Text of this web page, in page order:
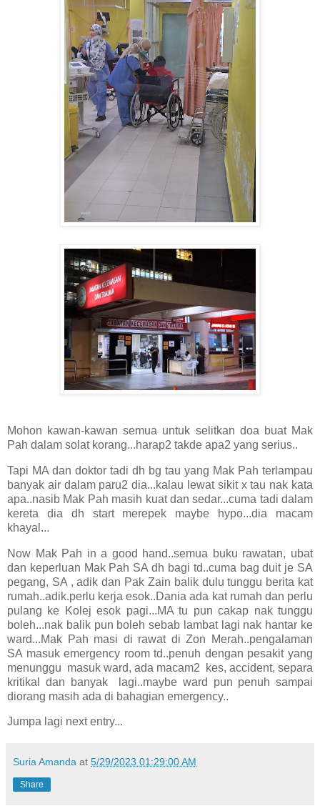
Mohon kawan-kawan semua untuk selitkan doa buat Mak
Pah dalam solat korang...harap2 takde apa2 yang serius..
Tapi MA dan doktor tadi dh bg tau yang Mak Pah terlampau
banyak air dalam paru2 dia...kalau lewat sikit x tau nak kata
apa..nasib Mak Pah masih kuat dan sedar...cuma tadi dalam
kereta dia dh start merepek maybe hypo...dia macam
khayal...
Now Mak Pah in a good hand..semua buku rawatan, ubat
dan keperluan Mak Pah SA dh bagi td..cuma bag duit je SA
pegang, SA , adik dan Pak Zain balik dulu tunggu berita kat
rumah..adik.perlu kerja esok..Dania ada kat rumah dan perlu
pulang ke Kolej esok pagi...MA tu pun cakap nak tunggu
boleh...nak balik pun boleh sebab lambat lagi nak hantar ke
ward...Mak Pah masi di rawat di Zon Merah..pengalaman
SA masuk emergency room td..penuh dengan pesakit yang
menunggu masuk ward, ada macam2 kes, accident, separa
kritikal dan banyak lagi..maybe ward pun penuh sampai
diorang masih ada di bahagian emergency..
Jumpa lagi next entry...
Suria Amanda at 5/29/2023 01:29:00 AM
Share